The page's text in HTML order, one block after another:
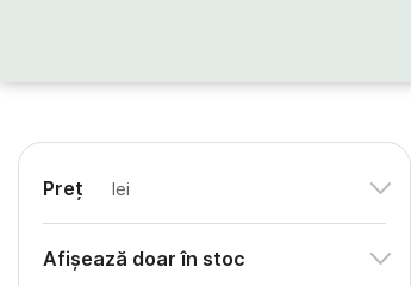
Preț lei
Afișează doar în stoc